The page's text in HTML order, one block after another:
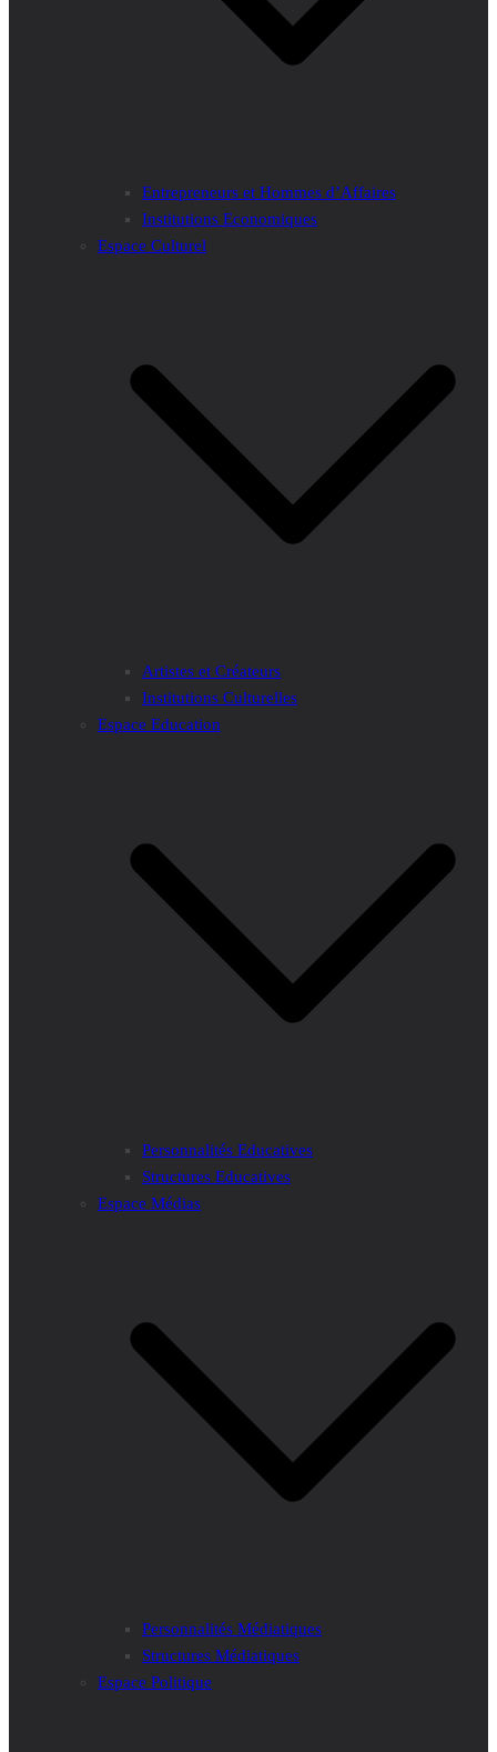
Entrepreneurs et Hommes d’Affaires
Institutions Economiques
Espace Culturel
Artistes et Créateurs
Institutions Culturelles
Espace Education
Personnalités Educatives
Structures Educatives
Espace Médias
Personnalités Médiatiques
Structures Médiatiques
Espace Politique